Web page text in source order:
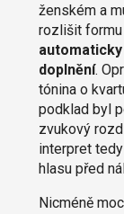
ženském a
rozlišit formu
doplnění.
tónina o
podklad byl
zvukový
interpret
hlasu před
Nicméně